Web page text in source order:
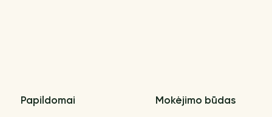
Papildomai Mokėjimo būdas